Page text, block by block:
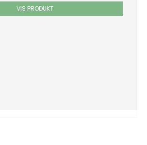
VIS PRODUKT